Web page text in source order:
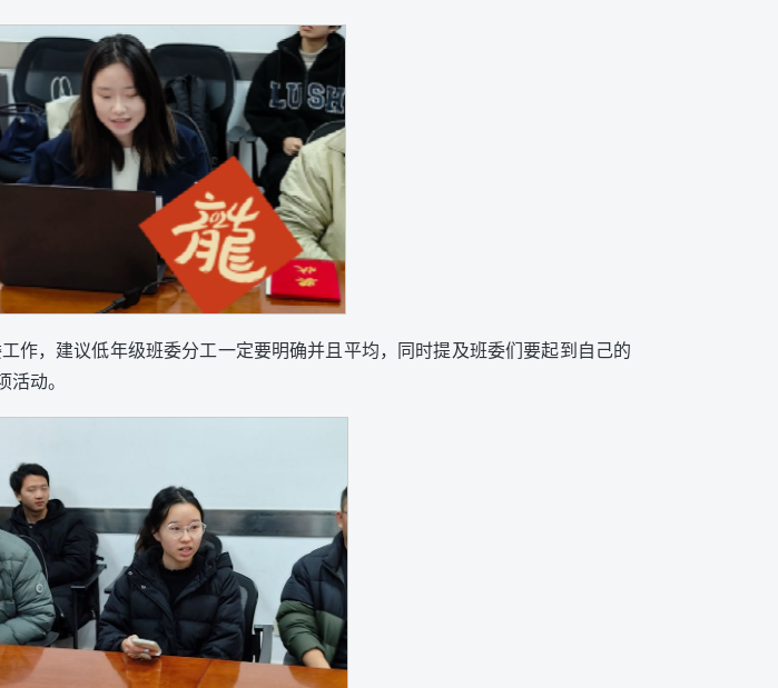
作，建议低年级班委分工一定要明确并且平均，同时提及班委们要起到自己的
活动。